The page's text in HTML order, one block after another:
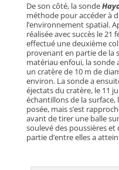
De son côté, la sonde
méthode pour accéder à
l’environnement spatial.
réalisée avec succès le 21
effectué une deuxième
provenant en partie de la
matériau enfoui, la sonde
un cratère de 10 m de
environ. La sonde a
éjectats du cratère, le 11
échantillons de la surface,
posée, mais s’est
avant de tirer une balle
soulevé des poussières et
partie d’entre elles a